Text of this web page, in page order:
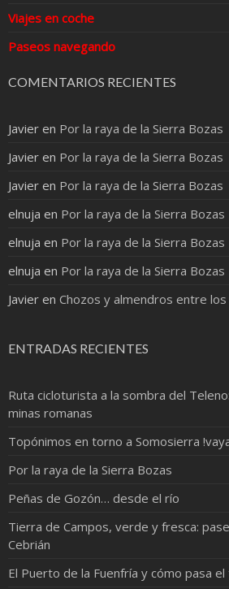
Viajes en coche
Paseos navegando
COMENTARIOS RECIENTES
Javier en Por la raya de la Sierra Bozas
Javier en Por la raya de la Sierra Bozas
Javier en Por la raya de la Sierra Bozas
elnuja en Por la raya de la Sierra Bozas
elnuja en Por la raya de la Sierra Bozas
elnuja en Por la raya de la Sierra Bozas
Javier en Chozos y almendros entre
ENTRADAS RECIENTES
Ruta cicloturista a la sombra del
minas romanas
Topónimos en torno a Somosierra
Por la raya de la Sierra Bozas
Peñas de Gozón… desde el río
Tierra de Campos, verde y fresca:
Cebrián
El Puerto de la Fuenfría y cómo pasa